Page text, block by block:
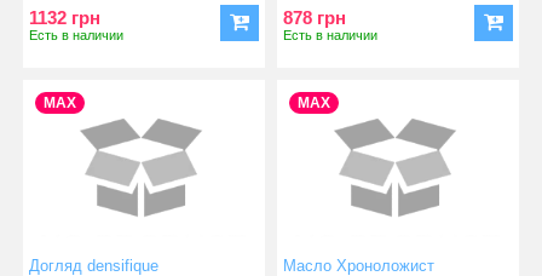
1132 грн
Есть в наличии
878 грн
Есть в наличии
MAX
Догляд densifique
MAX
Масло Хроноложист